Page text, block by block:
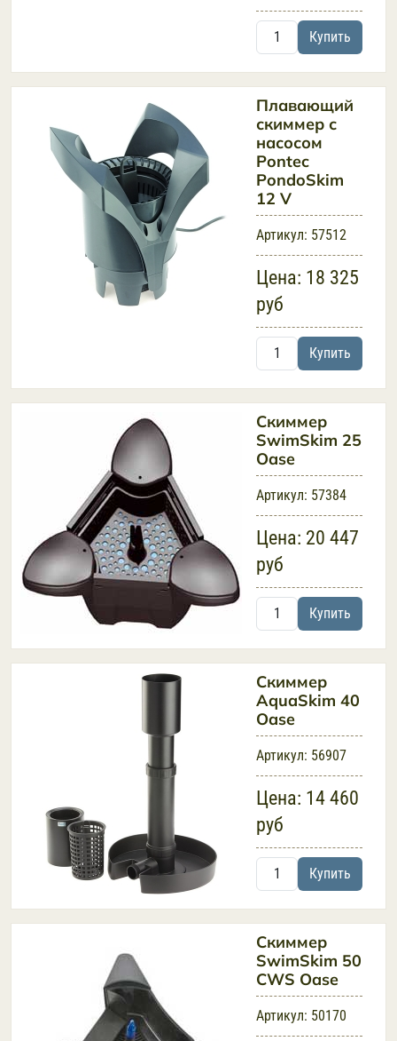
Купить
Плавающий
скиммер с
насосом
Pontec
PondoSkim
12 V
Артикул: 57512
Цена: 18 325
руб
Купить
Скиммер
SwimSkim 25
Oase
Артикул: 57384
Цена: 20 447
руб
Купить
Скиммер
AquaSkim 40
Oase
Артикул: 56907
Цена: 14 460
руб
Купить
Скиммер
SwimSkim 50
CWS Oase
Артикул: 50170